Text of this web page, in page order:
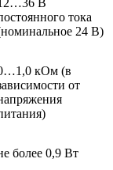
12…36 В
тока
24 В)
кОм (в
от
более 0,9 Вт